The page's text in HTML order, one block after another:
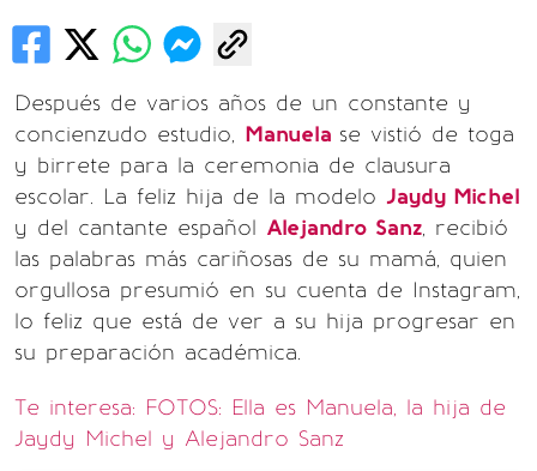
Después de varios años de un constante y
concienzudo estudio, Manuela se vistió de toga
y birrete para la ceremonia de clausura
escolar. La feliz hija de la modelo Jaydy Michel
y del cantante español Alejandro Sanz, recibió
las palabras más cariñosas de su mamá, quien
orgullosa presumió en su cuenta de Instagram,
lo feliz que está de ver a su hija progresar en
su preparación académica.
Te interesa: FOTOS: Ella es Manuela, la hija de
Jaydy Michel y Alejandro Sanz